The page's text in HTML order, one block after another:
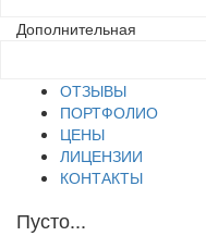
Дополнительная
ОТЗЫВЫ
ПОРТФОЛИО
ЦЕНЫ
ЛИЦЕНЗИИ
КОНТАКТЫ
Пусто...